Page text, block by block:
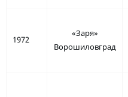
1972
«Заря»
Ворошиловград